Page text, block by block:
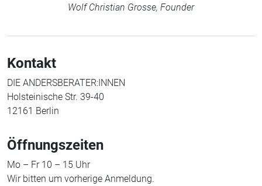
Wolf Christian Grosse, Founder
Kontakt
DIE ANDERSBERATER:INNEN
Holsteinische Str. 39-40
12161 Berlin
Öffnungszeiten
Mo – Fr 10 – 15 Uhr
Wir bitten um vorherige Anmeldung.